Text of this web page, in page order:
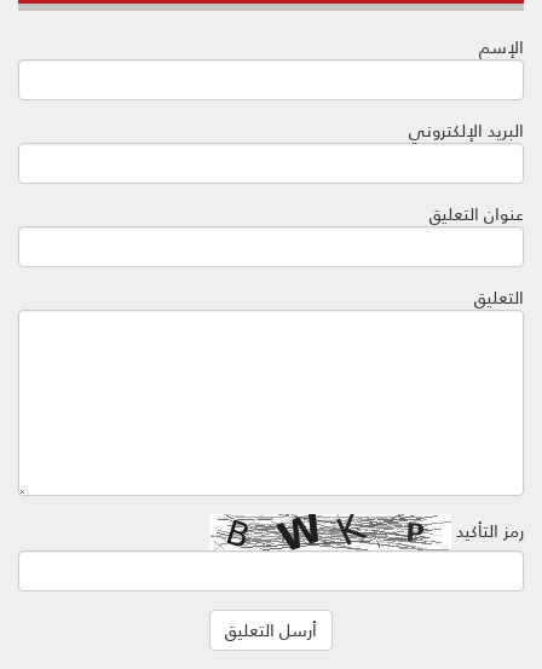
الإسم
البريد الإلكتروني
عنوان التعليق
التعليق
رمز التأكيد